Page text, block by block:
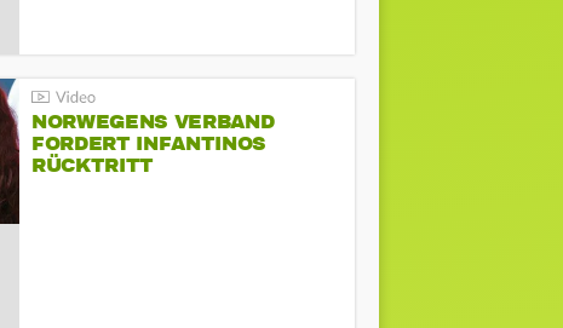
NORWEGENS VERBAND
FORDERT INFANTINOS
RÜCKTRITT